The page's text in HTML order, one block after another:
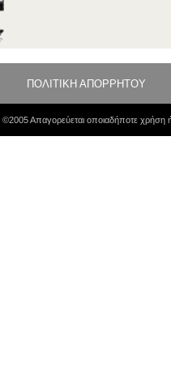
ΠΟΛΙΤΙΚΗ ΑΠΟΡΡΗΤΟΥ
©2005 Απαγορεύεται οποιαδήποτε χρήση